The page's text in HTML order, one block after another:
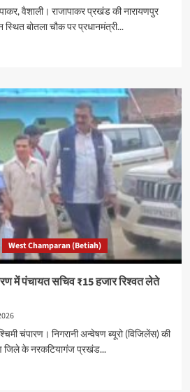
वैशाली। राजापाकर प्रखंड की नारायणपुर
बोतला चौक पर प्रधानमंत्री...
West Champaran (Betiah)
में पंचायत सचिव ₹15 हजार रिश्वत लेते
चंपारण। निगरानी अन्वेषण ब्यूरो (विजिलेंस) की
जिले के नरकटियागंज प्रखंड...